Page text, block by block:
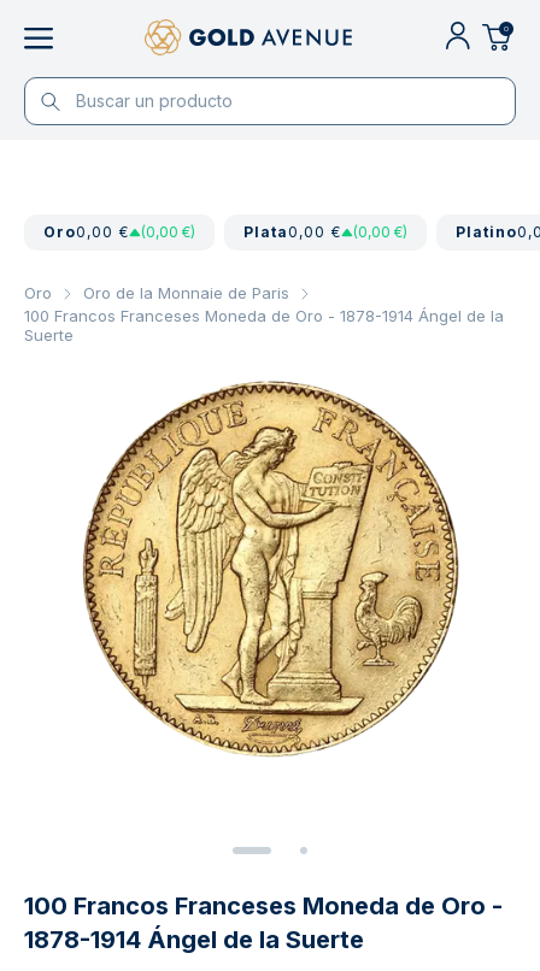
0
Oro0,00 € (0,00 €) Plata0,00 € (0,00 €) Platino
Oro
Oro de la Monnaie de Paris
100 Francos Franceses Moneda de Oro - 1878-1914 Ángel de la
Suerte
100 Francos Franceses Moneda de Oro -
1878-1914 Ángel de la Suerte